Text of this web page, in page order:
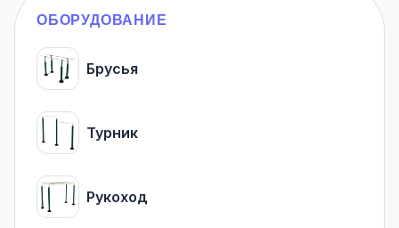
ОБОРУДОВАНИЕ
Брусья
Турник
Рукоход